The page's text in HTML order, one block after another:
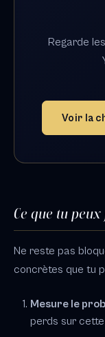
Regarde
Voir la
Ce que tu
Ne reste pas
concrètes que tu
Mesure le
perds sur